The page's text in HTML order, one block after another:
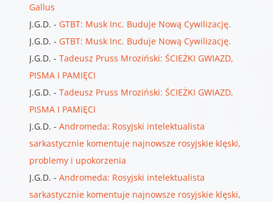
Gallus
J.G.D. - GTBT: Musk Inc. Buduje Nową Cywilizację.
J.G.D. - GTBT: Musk Inc. Buduje Nową Cywilizację.
J.G.D. - Tadeusz Pruss Mroziński: ŚCIEŻKI GWIAZD,
PISMA I PAMIĘCI
J.G.D. - Tadeusz Pruss Mroziński: ŚCIEŻKI GWIAZD,
PISMA I PAMIĘCI
J.G.D. - Andromeda: Rosyjski intelektualista
sarkastycznie komentuje najnowsze rosyjskie klęski,
problemy i upokorzenia
J.G.D. - Andromeda: Rosyjski intelektualista
sarkastycznie komentuje najnowsze rosyjskie klęski,